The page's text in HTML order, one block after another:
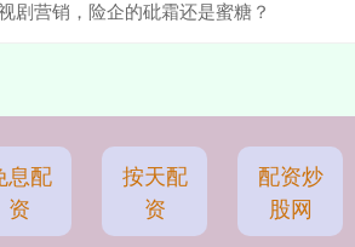
剧营销，险企的砒霜还是蜜糖？
息配
资
按天配
资
配资炒
股网